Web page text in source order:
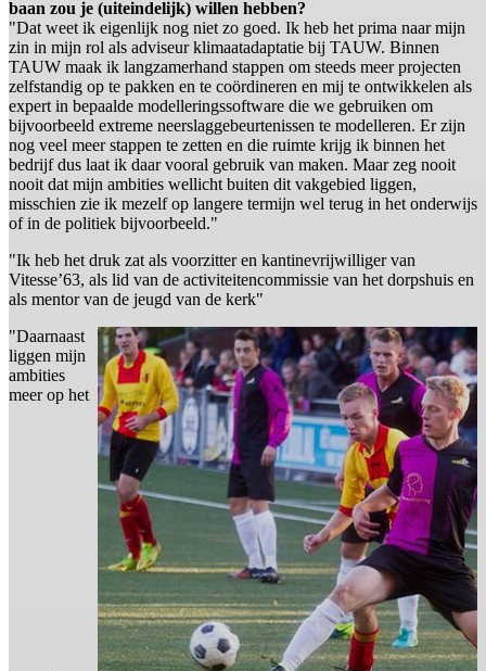
baan zou je (uiteindelijk) willen hebben?
"Dat weet ik eigenlijk nog niet zo goed. Ik heb het prima naar mijn
zin in mijn rol als adviseur klimaatadaptatie bij TAUW. Binnen
TAUW maak ik langzamerhand stappen om steeds meer projecten
zelfstandig op te pakken en te coördineren en mij te ontwikkelen als
expert in bepaalde modelleringssoftware die we gebruiken om
bijvoorbeeld extreme neerslaggebeurtenissen te modelleren. Er zijn
nog veel meer stappen te zetten en die ruimte krijg ik binnen het
bedrijf dus laat ik daar vooral gebruik van maken. Maar zeg nooit
nooit dat mijn ambities wellicht buiten dit vakgebied liggen,
misschien zie ik mezelf op langere termijn wel terug in het onderwijs
of in de politiek bijvoorbeeld."
"Ik heb het druk zat als voorzitter en kantinevrijwilliger van
Vitesse’63, als lid van de activiteitencommissie van het dorpshuis en
als mentor van de jeugd van de kerk"
"Daarnaast
liggen mijn
ambities
meer op het